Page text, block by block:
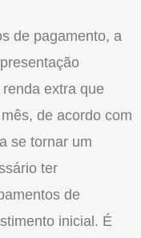
de pagamento, a
extra que
de acordo com
se tornar um
ter
de
inicial. É